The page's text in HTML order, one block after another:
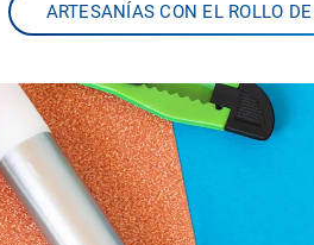
ARTESANÍAS CON EL ROLLO